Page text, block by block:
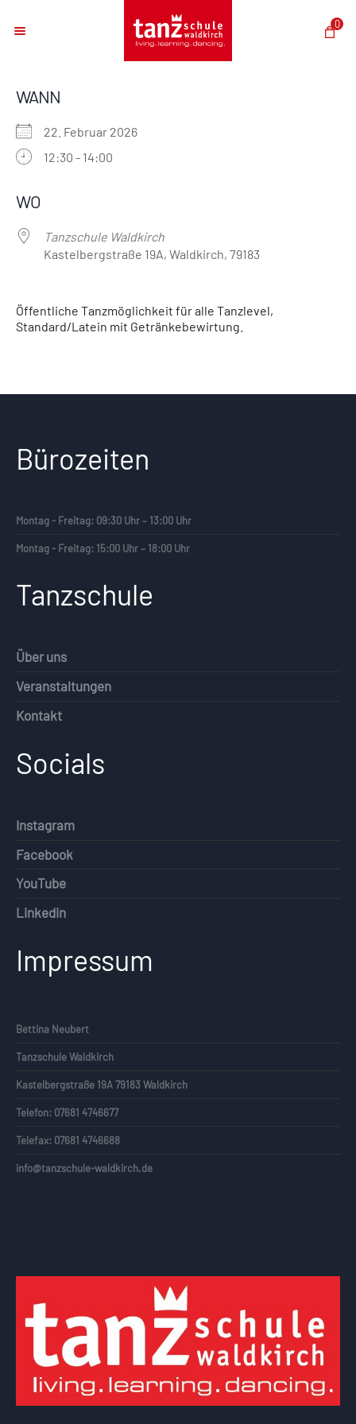
0
WANN
22. Februar 2026
12:30 - 14:00
WO
Tanzschule Waldkirch
Kastelbergstraße 19A, Waldkirch, 79183
Öffentliche Tanzmöglichkeit für alle Tanzlevel,
Standard/Latein mit Getränkebewirtung.
Bürozeiten
Montag - Freitag: 09:30 Uhr – 13:00 Uhr
Montag - Freitag: 15:00 Uhr – 18:00 Uhr
Tanzschule
Über uns
Veranstaltungen
Kontakt
Socials
Instagram
Facebook
YouTube
Linkedin
Impressum
Bettina Neubert
Tanzschule Waldkirch
Kastelbergstraße 19A 79183 Waldkirch
Telefon: 07681 4746677
Telefax: 07681 4746688
info@tanzschule-waldkirch.de